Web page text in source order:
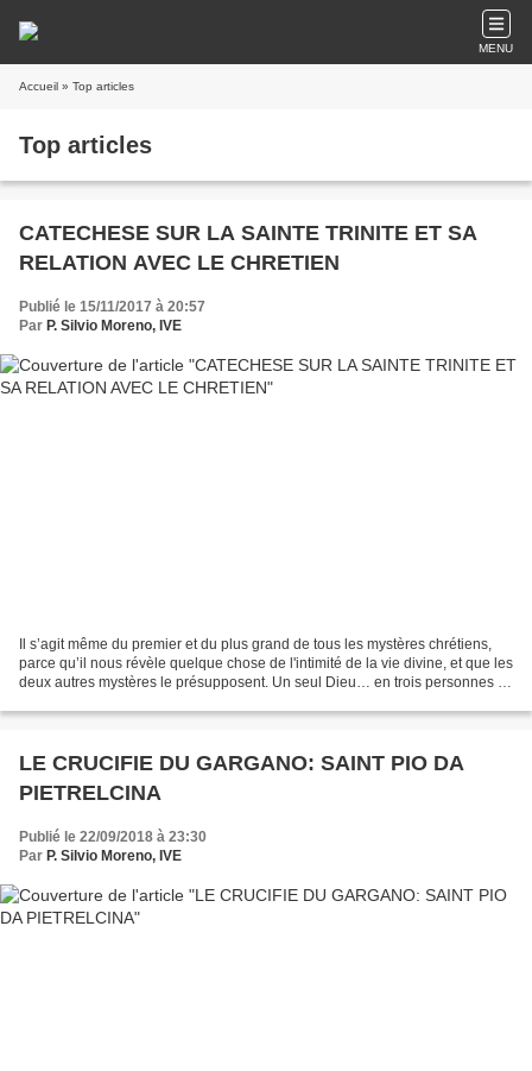
MENU
Accueil » Top articles
Top articles
CATECHESE SUR LA SAINTE TRINITE ET SA
RELATION AVEC LE CHRETIEN
Publié le 15/11/2017 à 20:57
Par P. Silvio Moreno, IVE
Il s’agit même du premier et du plus grand de tous les mystères chrétiens,
parce qu’il nous révèle quelque chose de l'intimité de la vie divine, et que les
deux autres mystères le présupposent. Un seul Dieu… en trois personnes !
LE CRUCIFIE DU GARGANO: SAINT PIO DA
PIETRELCINA
Publié le 22/09/2018 à 23:30
Par P. Silvio Moreno, IVE